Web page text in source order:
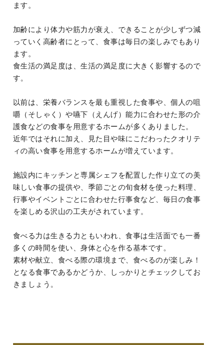
ます。
加齢により体力や筋力が衰え、できることが少しずつ減
っていく高齢者にとって、食事は毎日の楽しみでもあり
ます。
食生活の満足度は、生活の満足度に大きく影響するので
す。
以前は、栄養バランスを最も重視した食事や、個人の咀
嚼（そしゃく）や嚥下（えんげ）能力に合わせた形の介
護食などの食事を用意するホームが多くありました。
近年ではそれに加え、見た目や味にこだわったクオリテ
ィの高い食事を用意するホームが増えています。
施設内にキッチンと専属シェフを配置した作り立ての美
味しい食事の提供や、季節ごとの旬食材を使った料理、
行事やイベントごとに合わせた行事食など、毎日の食事
を楽しめる沢山の工夫がされています。
食べる力は生きる力ともいわれ、食事は生活面でも一番
多くの時間を使い、身体と心を作る基本です。
素材や献立、食べる際の環境まで、食べるのが楽しみ！
となる食事であるかどうか、しっかりとチェックしてお
きましょう。